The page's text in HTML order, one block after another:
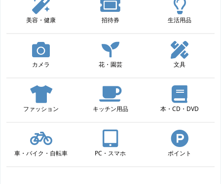
美容・健康 招待券 生活用品
カメラ 花・園芸 文具
ファッション キッチン用品 本・CD・DVD
車・バイク・自転車 PC・スマホ ポイント